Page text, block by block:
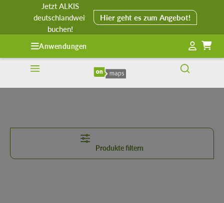
springen
Jetzt ALKIS
deutschlandweit
buchen!
Hier geht es zum Angebot!
Anwendungen
Produkte filtern